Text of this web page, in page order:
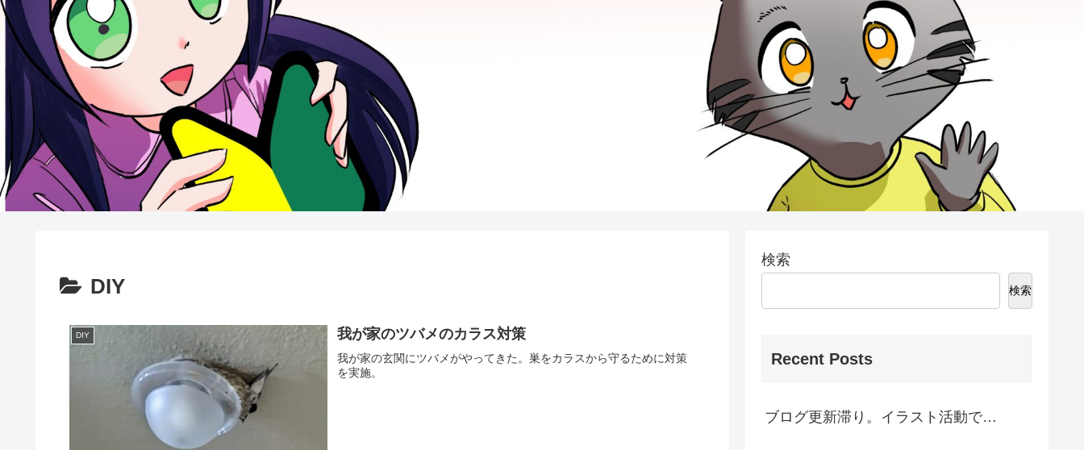
DIY
DIY 我が家のツバメのカラス対策
我が家の玄関にツバメがやってきた。巣をカラスから守るために対策
を実施。
検索
検索
Recent Posts
ブログ更新滞り。イラスト活動で…